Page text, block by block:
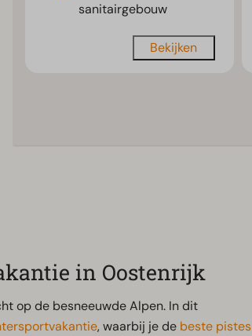
sanitairgebouw
Bekijken
in Oostenrijk
op de besneeuwde Alpen. In dit
, waarbij je de beste pistes